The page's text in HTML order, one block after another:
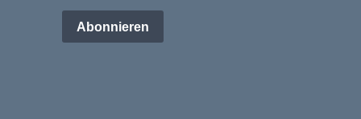
Abonnieren